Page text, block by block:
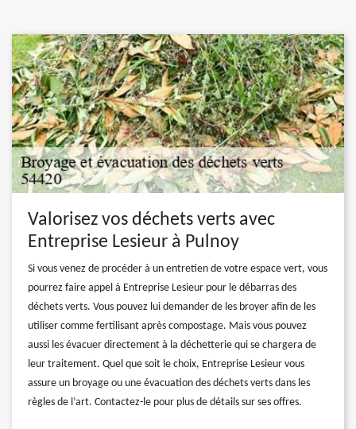
Valorisez vos déchets verts avec
Entreprise Lesieur à Pulnoy
Si vous venez de procéder à un entretien de votre espace vert, vous
pourrez faire appel à Entreprise Lesieur pour le débarras des
déchets verts. Vous pouvez lui demander de les broyer afin de les
utiliser comme fertilisant après compostage. Mais vous pouvez
aussi les évacuer directement à la déchetterie qui se chargera de
leur traitement. Quel que soit le choix, Entreprise Lesieur vous
assure un broyage ou une évacuation des déchets verts dans les
règles de l’art. Contactez-le pour plus de détails sur ses offres.